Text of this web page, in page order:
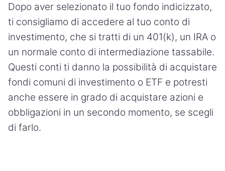
Dopo aver selezionato il tuo fondo indicizzato,
ti consigliamo di accedere al tuo conto di
investimento, che si tratti di un 401(k), un IRA o
un normale conto di intermediazione tassabile.
Questi conti ti danno la possibilità di acquistare
fondi comuni di investimento o ETF e potresti
anche essere in grado di acquistare azioni e
obbligazioni in un secondo momento, se scegli
di farlo.